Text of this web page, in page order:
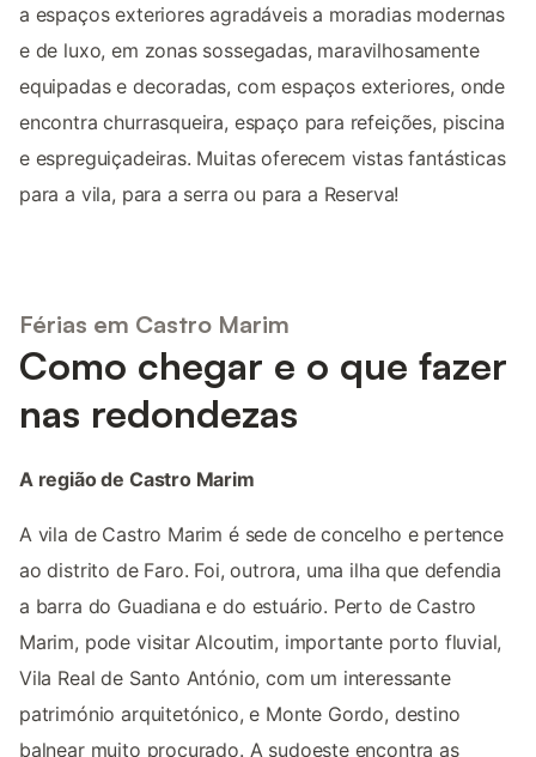
a espaços exteriores agradáveis a moradias modernas
e de luxo, em zonas sossegadas, maravilhosamente
equipadas e decoradas, com espaços exteriores, onde
encontra churrasqueira, espaço para refeições, piscina
e espreguiçadeiras. Muitas oferecem vistas fantásticas
para a vila, para a serra ou para a Reserva!
Férias em Castro Marim
Como chegar e o que fazer
nas redondezas
A região de Castro Marim
A vila de Castro Marim é sede de concelho e pertence
ao distrito de Faro. Foi, outrora, uma ilha que defendia
a barra do Guadiana e do estuário. Perto de Castro
Marim, pode visitar Alcoutim, importante porto fluvial,
Vila Real de Santo António, com um interessante
património arquitetónico, e Monte Gordo, destino
balnear muito procurado. A sudoeste encontra as